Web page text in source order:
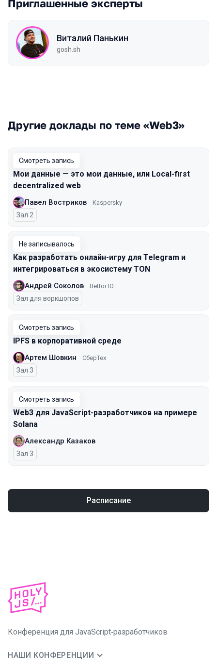
Приглашенные эксперты
Виталий Панькин
gosh.sh
Другие доклады по теме «Web3»
Смотреть запись
Мои данные — это мои данные, или Local-first
decentralized web
Павел Востриков Kaspersky
Зал 2
Не записывалось
Как разработать онлайн-игру для Telegram и
интегрироваться в экосистему TON
Андрей Соколов Bettor IO
Зал для воркшопов
Смотреть запись
IPFS в корпоративной среде
Артем Шовкин СберТех
Зал 3
Смотреть запись
Web3 для JavaScript-разработчиков на примере
Solana
Александр Казаков
Зал 3
Расписание
Конференция для JavaScript‑разработчиков
НАШИ КОНФЕРЕНЦИИ